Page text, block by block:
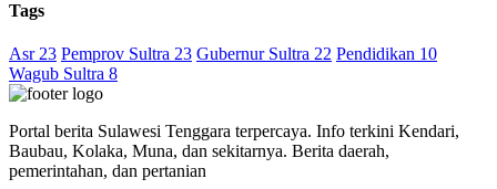
Tags
Asr 23 Pemprov Sultra 23 Gubernur Sultra 22 Pendidikan 10
Wagub Sultra 8
Portal berita Sulawesi Tenggara terpercaya. Info terkini Kendari,
Baubau, Kolaka, Muna, dan sekitarnya. Berita daerah,
pemerintahan, dan pertanian